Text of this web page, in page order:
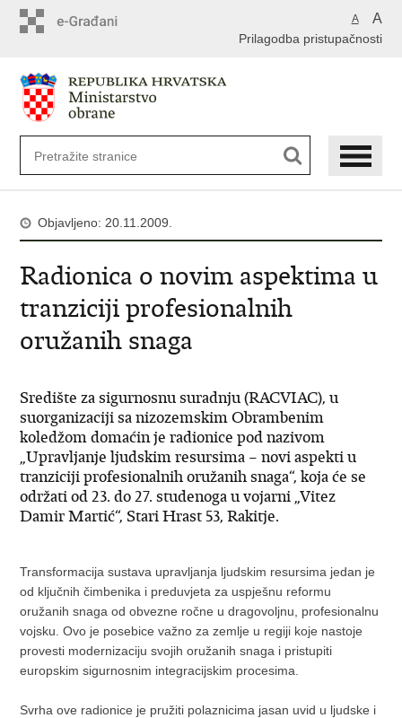
A A
Prilagodba pristupačnosti
Objavljeno: 20.11.2009.
Radionica o novim aspektima u
tranziciji profesionalnih
oružanih snaga
Središte za sigurnosnu suradnju (RACVIAC), u
suorganizaciji sa nizozemskim Obrambenim
koledžom domaćin je radionice pod nazivom
„Upravljanje ljudskim resursima – novi aspekti u
tranziciji profesionalnih oružanih snaga“, koja će se
održati od 23. do 27. studenoga u vojarni „Vitez
Damir Martić“, Stari Hrast 53, Rakitje.
Transformacija sustava upravljanja ljudskim resursima jedan je
od ključnih čimbenika i preduvjeta za uspješnu reformu
oružanih snaga od obvezne ročne u dragovoljnu, profesionalnu
vojsku. Ovo je posebice važno za zemlje u regiji koje nastoje
provesti modernizaciju svojih oružanih snaga i pristupiti
europskim sigurnosnim integracijskim procesima.
Svrha ove radionice je pružiti polaznicima jasan uvid u ljudske i